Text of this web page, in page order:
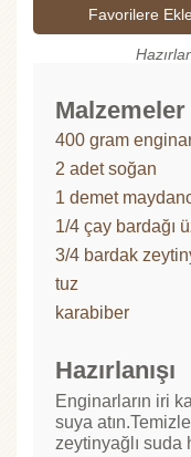
Favorilere
Malzemeler
400 gram
2 adet soğan
1 demet
1/4 çay bardağı
3/4 bardak
tuz
karabiber
Hazırlanışı
Enginarların iri
suya
zeytinyağlı suda